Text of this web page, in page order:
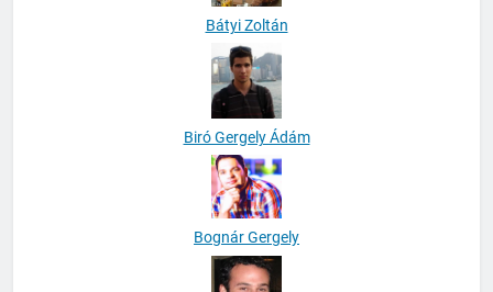
Bátyi Zoltán
Biró Gergely Ádám
Bognár Gergely